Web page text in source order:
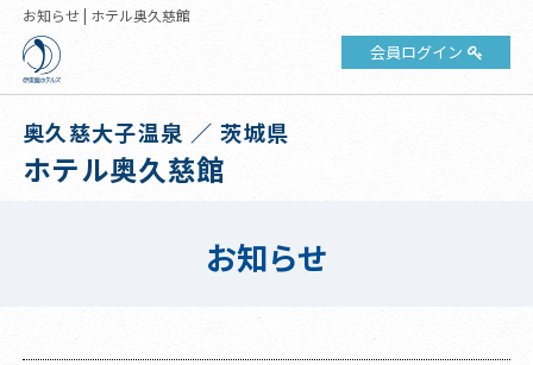
お知らせ | ホテル奥久慈館
会員ログイン
奥久慈大子温泉 ／ 茨城県
ホテル奥久慈館
お知らせ